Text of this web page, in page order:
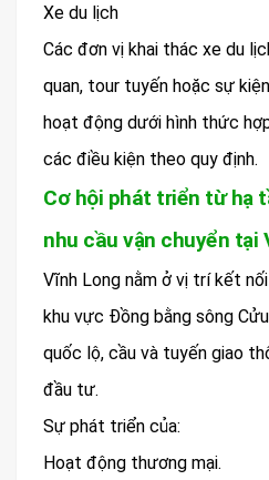
Xe du lịch
Các đơn vị khai thác xe du
quan, tour tuyến hoặc sự
hoạt động dưới hình thức
các điều kiện theo quy định.
Cơ hội phát triển từ hạ
nhu cầu vận chuyển tại
Vĩnh Long nằm ở vị trí kết
khu vực Đồng bằng sông
quốc lộ, cầu và tuyến giao
đầu tư.
Sự phát triển của:
Hoạt động thương mại.